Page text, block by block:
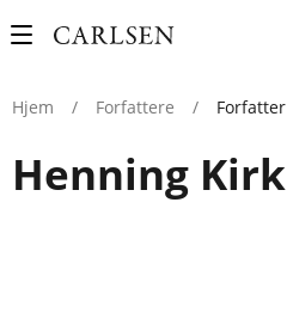
Main
Hjem
/ Forfattere / Forfatter
Henning Kirk